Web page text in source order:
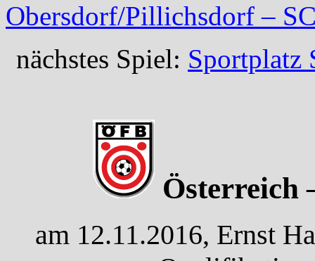
Obersdorf/Pillichsdorf –
nächstes Spiel: Sportplatz
Österreich
am 12.11.2016, Ernst